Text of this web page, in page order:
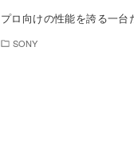
プロ向けの性能を誇る一
SONY